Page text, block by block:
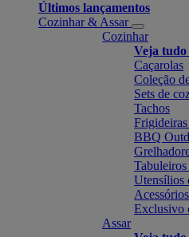
Últimos lançamentos
Cozinhar & Assar
Cozinhar
Veja
Caçarolas
Coleção
Sets de
Tachos
BBQ
Tabuleiros
Utensílios
Exclusivo
Assar